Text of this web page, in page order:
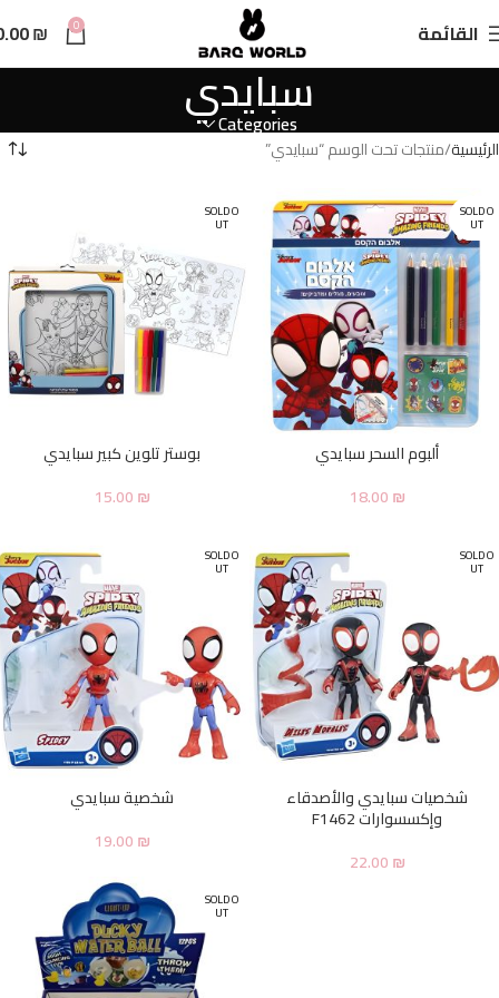
القائمة 0
₪
سبايدي
Categories
الرئيسية منتجات تحت الوسم “سبايدي”
SOLD O
UT
ألبوم السحر سبايدي
18.00₪
SOLD O
UT
بوستر تلوين كبير سبايدي
15.00₪
SOLD O
UT
شخصيات سبايدي والأصدقاء
وإكسسوارات F1462
22.00₪
SOLD O
UT
شخصية سبايدي
19.00₪
SOLD O
UT